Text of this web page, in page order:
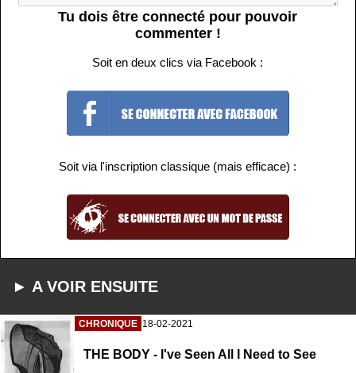
Tu dois être connecté pour pouvoir
commenter !
Soit en deux clics via Facebook :
Soit via l'inscription classique (mais efficace) :
► A VOIR ENSUITE
CHRONIQUE 18-02-2021
THE BODY - I've Seen All I Need to See